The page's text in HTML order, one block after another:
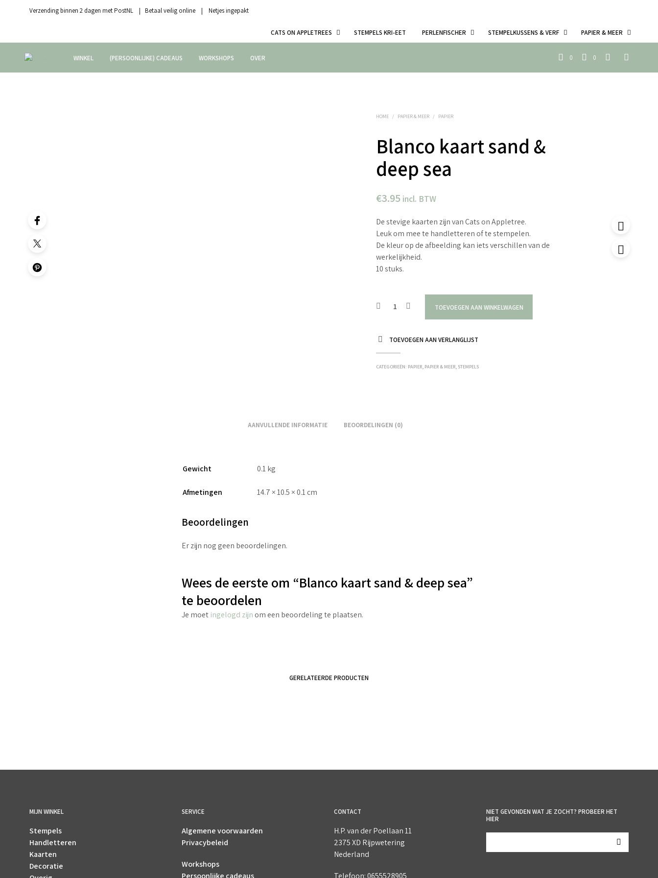
Verzending binnen 2 dagen met PostNL | Betaal veilig online | Netjes ingepakt
CATS ON APPLETREES STEMPELS KRI-EET PERLENFISCHER STEMPELKUSSENS & VERF PAPIER & MEER
WINKEL (PERSOONLIJKE) CADEAUS WORKSHOPS OVER 0 0
HOME / PAPIER & MEER / PAPIER
Blanco kaart sand &
deep sea
€3.95 incl. BTW
De stevige kaarten zijn van Cats on Appletree.
Leuk om mee te handletteren of te stempelen.
De kleur op de afbeelding kan iets verschillen van de
werkelijkheid.
10 stuks.
TOEVOEGEN AAN WINKELWAGEN
TOEVOEGEN AAN VERLANGLIJST
CATEGORIEËN: PAPIER, PAPIER & MEER, STEMPELS
AANVULLENDE INFORMATIE BEOORDELINGEN (0)
Gewicht 0.1 kg
Afmetingen 14.7 × 10.5 × 0.1 cm
Beoordelingen
Er zijn nog geen beoordelingen.
Wees de eerste om “Blanco kaart sand & deep sea”
te beoordelen
Je moet ingelogd zijnom een beoordeling te plaatsen.
GERELATEERDE PRODUCTEN
MIJN WINKEL
Stempels
Handletteren
Kaarten
Decoratie
SERVICE
Algemene voorwaarden
Privacybeleid
Workshops
Persoonlijke cadeaus
CONTACT
H.P. van der Poellaan 11
2375 XD Rijpwetering
Nederland
Telefoon: 0655528905
NIET GEVONDEN WAT JE ZOCHT? PROBEER HET
HIER